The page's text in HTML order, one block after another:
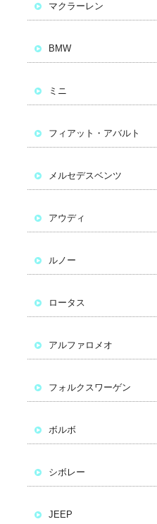
マクラーレン
BMW
ミニ
フィアット・アバルト
メルセデスベンツ
アウディ
ルノー
ロータス
アルファロメオ
フォルクスワーゲン
ボルボ
シボレー
JEEP